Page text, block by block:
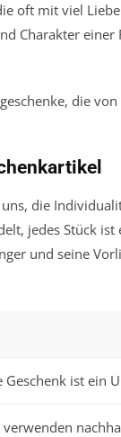
oft mit viel
Charakter einer
die
jedes Stück
und seine
Geschenk ist